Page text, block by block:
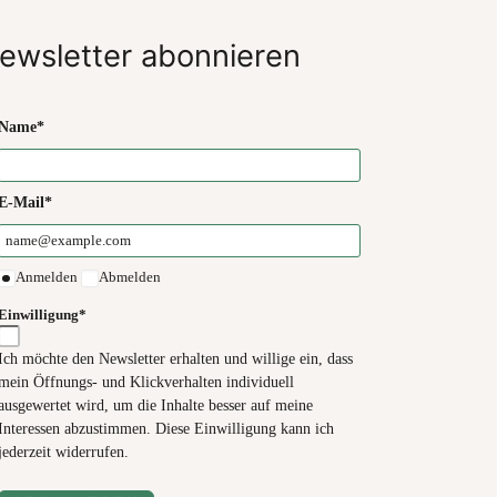
abonnieren
Mail*
Anmelden Abmelden
möchte den Newsletter erhalten und willige ein, dass
Öffnungs- und Klickverhalten individuell
wird, um die Inhalte besser auf meine
abzustimmen. Diese Einwilligung kann ich
widerrufen.